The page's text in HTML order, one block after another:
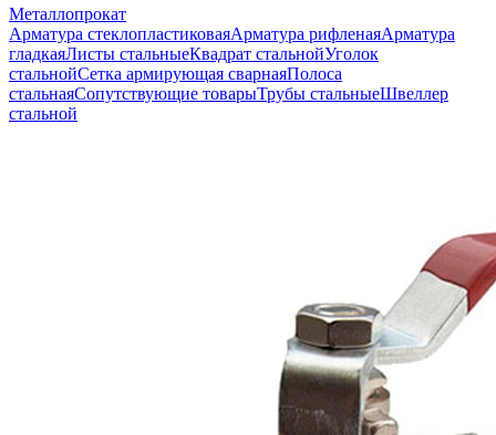
Металлопрокат
Арматура стеклопластиковаяАрматура рифленаяАрматура
гладкаяЛисты стальныеКвадрат стальнойУголок
стальнойСетка армирующая сварнаяПолоса
стальнаяСопутствующие товарыТрубы стальныеШвеллер
стальной